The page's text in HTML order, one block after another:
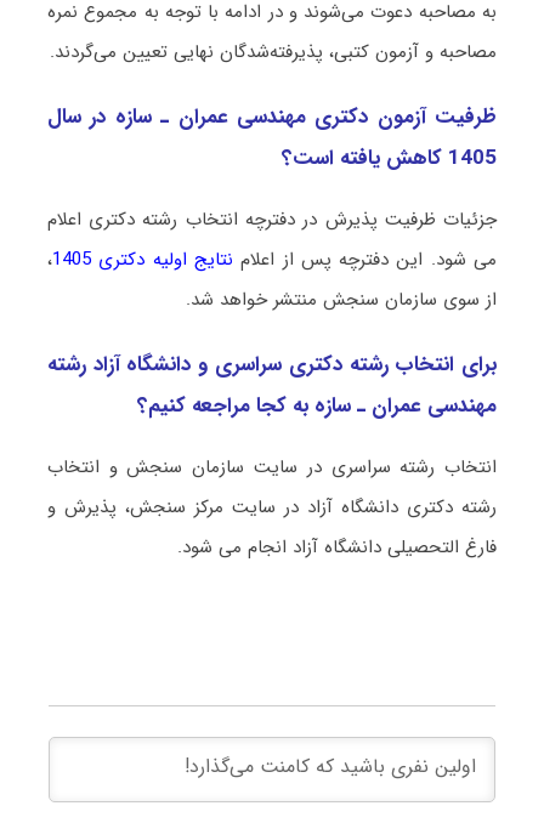
به مصاحبه دعوت می‌شوند و در ادامه با توجه به مجموع نمره
مصاحبه و آزمون کتبی، پذیرفته‌شدگان نهایی تعیین می‌گردند.
ظرفیت آزمون دکتری ﻣﻬﻨﺪسی ﻋﻤﺮان ـ ﺳﺎزه در سال
1405 کاهش یافته است؟
جزئیات ظرفیت پذیرش در دفترچه انتخاب رشته دکتری اعلام
می شود. این دفترچه پس از اعلام نتایج اولیه دکتری 1405
،
از سوی سازمان سنجش منتشر خواهد شد.
برای انتخاب رشته دکتری سراسری و دانشگاه آزاد رشته
ﻣﻬﻨﺪسی ﻋﻤﺮان ـ ﺳﺎزه به کجا مراجعه کنیم؟
انتخاب رشته سراسری در سایت سازمان سنجش و انتخاب
رشته دکتری دانشگاه آزاد در سایت مرکز سنجش، پذیرش و
فارغ التحصیلی دانشگاه آزاد انجام می شود.